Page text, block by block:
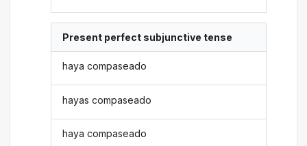
Present perfect subjunctive tense
haya compaseado
hayas compaseado
haya compaseado